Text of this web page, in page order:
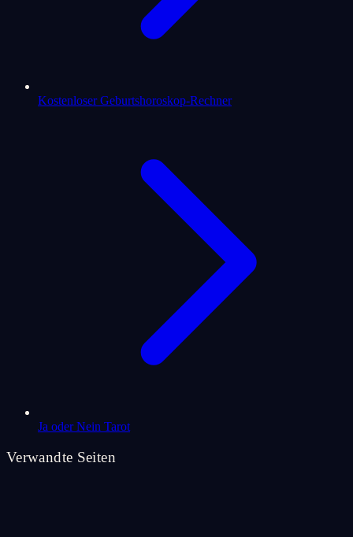
Kostenloser Geburtshoroskop-Rechner
Ja oder Nein Tarot
Verwandte Seiten